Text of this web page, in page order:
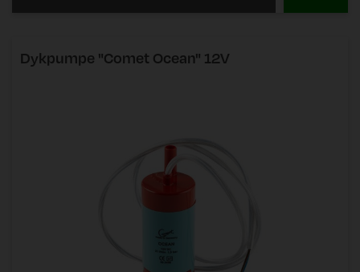
Dykpumpe "Comet Ocean" 12V